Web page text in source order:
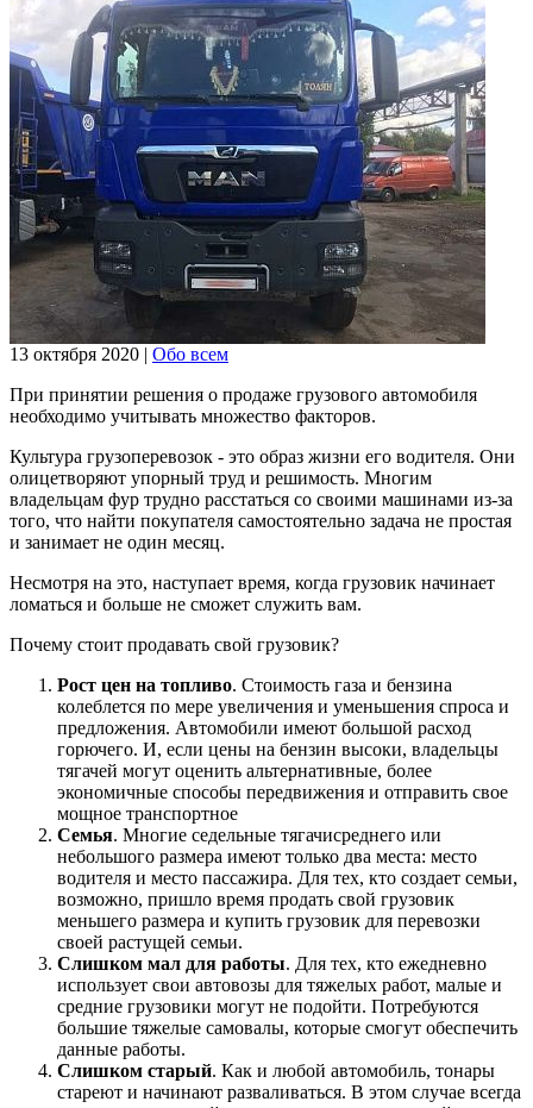
13 октября 2020 | Обо всем
При принятии решения о продаже грузового автомобиля
необходимо учитывать множество факторов.
Культура грузоперевозок - это образ жизни его водителя. Они
олицетворяют упорный труд и решимость. Многим
владельцам фур трудно расстаться со своими машинами из-за
того, что найти покупателя самостоятельно задача не простая
и занимает не один месяц.
Несмотря на это, наступает время, когда грузовик начинает
ломаться и больше не сможет служить вам.
Почему стоит продавать свой грузовик?
Рост цен на топливо. Стоимость газа и бензина
колеблется по мере увеличения и уменьшения спроса и
предложения. Автомобили имеют большой расход
горючего. И, если цены на бензин высоки, владельцы
тягачей могут оценить альтернативные, более
экономичные способы передвижения и отправить свое
мощное транспортное
Семья. Многие седельные тягачисреднего или
небольшого размера имеют только два места: место
водителя и место пассажира. Для тех, кто создает семьи,
возможно, пришло время продать свой грузовик
меньшего размера и купить грузовик для перевозки
своей растущей семьи.
Слишком мал для работы. Для тех, кто ежедневно
использует свои автовозы для тяжелых работ, малые и
средние грузовики могут не подойти. Потребуются
большие тяжелые самовалы, которые смогут обеспечить
данные работы.
Слишком старый. Как и любой автомобиль, тонары
стареют и начинают разваливаться. В этом случае всегда